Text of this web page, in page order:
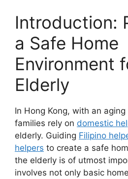
Introduction:
a Safe Home
Environment
Elderly
In Hong Kong, with an
families rely on domestic
elderly. Guiding Filipino
helpers to create a safe
the elderly is of utmost
involves not only basic